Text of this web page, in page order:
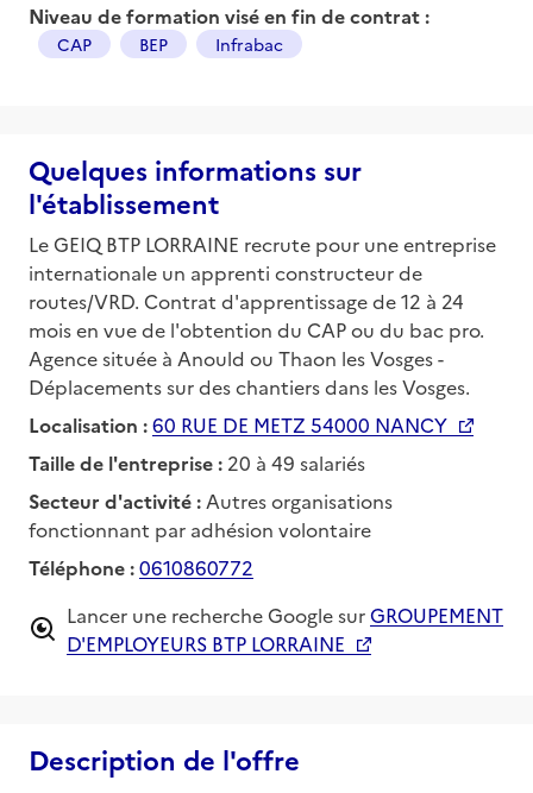
Niveau de formation visé en fin de contrat :
CAP BEP Infrabac
Quelques informations sur
l'établissement
Le GEIQ BTP LORRAINE recrute pour une entreprise
internationale un apprenti constructeur de
routes/VRD. Contrat d'apprentissage de 12 à 24
mois en vue de l'obtention du CAP ou du bac pro.
Agence située à Anould ou Thaon les Vosges -
Déplacements sur des chantiers dans les Vosges.
Localisation :60 RUE DE METZ 54000 NANCY
Taille de l'entreprise : 20 à 49 salariés
Secteur d'activité : Autres organisations
fonctionnant par adhésion volontaire
Téléphone :0610860772
Lancer une recherche Google surGROUPEMENT
D'EMPLOYEURS BTP LORRAINE
Description de l'offre